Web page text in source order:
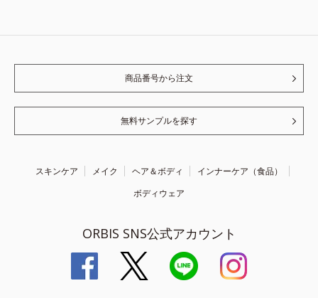
商品番号から注文
無料サンプルを探す
スキンケア メイク ヘア＆ボディ
インナーケア（食品）
ボディウェア
ORBIS SNS公式アカウント